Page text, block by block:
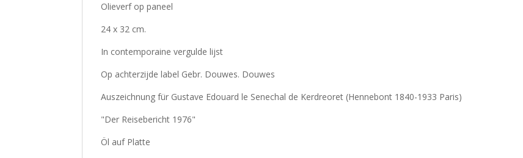
Olieverf op paneel
24 x 32 cm.
In contemporaine vergulde lijst
Op achterzijde label Gebr. Douwes. Douwes
Auszeichnung für Gustave Edouard le Senechal de Kerdreoret (Hennebont 1840-1933 Paris)
"Der Reisebericht 1976"
Öl auf Platte